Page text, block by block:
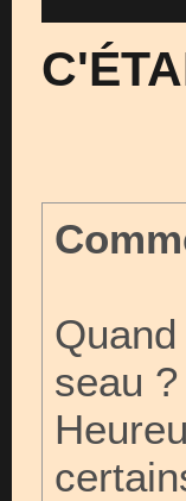
seau ?